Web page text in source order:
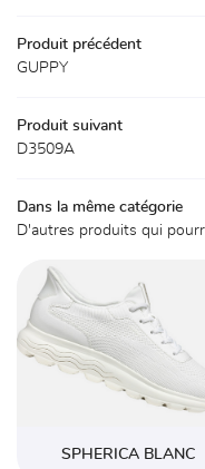
Avis
Contact
Produit précédent
GUPPY
Produit suivant
D3509A
Dans la même catégorie
D'autres produits qui
SPHERICA BLANC